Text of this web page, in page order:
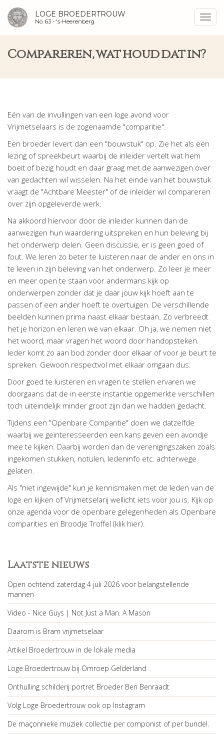
LOGE BROEDERTROUW
No. 63 - 's-Heerenberg
Compareren, wat houd dat in?
Eén van de invullingen van een loge avond voor
Vrijmetselaars is de zogenaamde "comparitie".
Een broeder levert dan een "bouwstuk" op. Zie het als een
lezing of spreekbeurt waarbij de inleider vertelt wat hem
boeit of bezig houdt en daar graag met de aanwezigen over
van gedachten wil wisselen. Na het einde van het bouwstuk
vraagt de "Achtbare Meester" of de inleider wil compareren
over zijn opgeleverde werk.
Na akkoord hiervoor door de inleider kunnen dan de
aanwezigen hun waardering uitspreken en hun beleving bij
het onderwerp delen. Geen discussie, er is geen goed of
fout. We leren zo beter te luisteren naar de ander en ons in
te leven in zijn beleving van het onderwerp. Zo leer je meer
en meer open te staan voor andermans kijk op
onderwerpen zonder dat je daar jouw kijk hoeft aan te
passen of een ander hoeft te overtuigen. De verschillende
beelden kunnen prima naast elkaar bestaan. Zo verbreedt
het je horizon en leren we van elkaar. Oh ja, we nemen niet
het woord, maar vragen het woord door handopsteken.
Ieder komt zo aan bod zonder door elkaar of voor je beurt te
spreken. Gewoon respectvol met elkaar omgaan dus.
Door goed te luisteren en vragen te stellen ervaren we
doorgaans dat de in eerste instantie opgemerkte verschillen
toch uiteindelijk minder groot zijn dan we hadden gedacht.
Tijdens een "Openbare Comparitie" doen we datzelfde
waarbij we geïnteresseerden een kans geven een avondje
mee te kijken. Daarbij worden dan de verenigingszaken zoals
ingekomen stukken, notulen, ledeninfo etc. achterwege
gelaten.
Als "niet ingewijde" kun je kennismaken met de leden van de
loge en kijken of Vrijmetselarij wellicht iets voor jou is. Kijk op
onze agenda voor de openbare gelegenheden als Openbare
comparities en Broodje Troffel (klik hier).
Laatste nieuws
Open ochtend zaterdag 4 juli 2026 voor belangstellende
mannen
Video - Nice Guys | Not Just a Man. A Mason
Daarom is Bram vrijmetselaar
Artikel Broedertrouw in de lokale media
Loge Broedertrouw bij Omroep Gelderland
Onthulling schilderij portret Broeder Ben Benraadt
Volg Loge Broedertrouw ook op Instagram
De maçonnieke muziek collectie per componist of per bundel.